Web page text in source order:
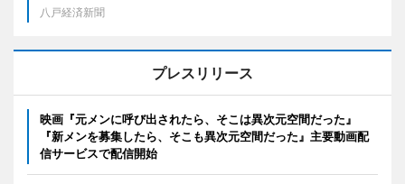
八戸経済新聞
プレスリリース
映画『元メンに呼び出されたら、そこは異次元空間だった』
『新メンを募集したら、そこも異次元空間だった』主要動画配
信サービスで配信開始